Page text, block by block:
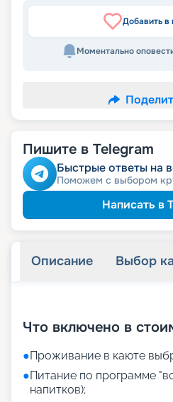
Добавить в
Моментально
Пишите в Telegram
Быстрые ответы на
Поможем с выбором
Написать в
Описание Выбор
Что включено в
●Проживание в каюте
●Питание по программе
напитков);